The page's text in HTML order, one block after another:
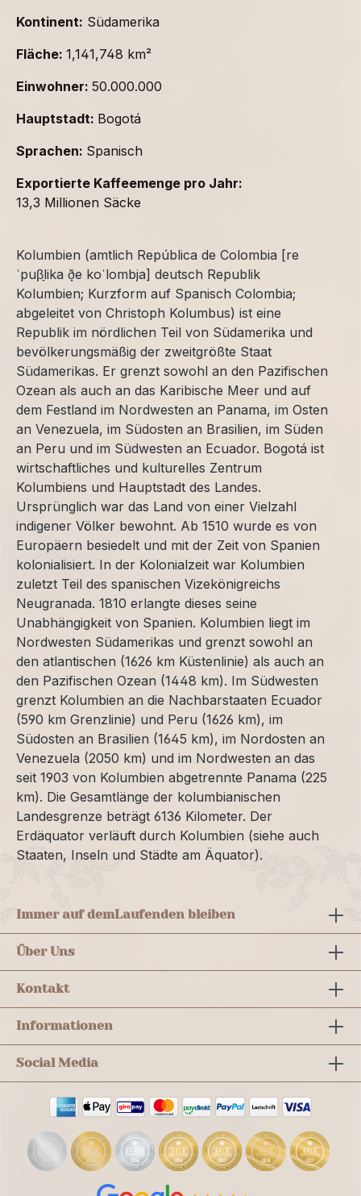
Kontinent: Südamerika
Fläche: 1,141,748 km²
Einwohner: 50.000.000
Hauptstadt: Bogotá
Sprachen: Spanisch
Exportierte Kaffeemenge pro Jahr:
13,3 Millionen Säcke
Kolumbien (amtlich República de Colombia [re
ˈpuβ̞lika ð̞e koˈlombja] deutsch Republik
Kolumbien; Kurzform auf Spanisch Colombia;
abgeleitet von Christoph Kolumbus) ist eine
Republik im nördlichen Teil von Südamerika und
bevölkerungsmäßig der zweitgrößte Staat
Südamerikas. Er grenzt sowohl an den Pazifischen
Ozean als auch an das Karibische Meer und auf
dem Festland im Nordwesten an Panama, im Osten
an Venezuela, im Südosten an Brasilien, im Süden
an Peru und im Südwesten an Ecuador. Bogotá ist
wirtschaftliches und kulturelles Zentrum
Kolumbiens und Hauptstadt des Landes.
Ursprünglich war das Land von einer Vielzahl
indigener Völker bewohnt. Ab 1510 wurde es von
Europäern besiedelt und mit der Zeit von Spanien
kolonialisiert. In der Kolonialzeit war Kolumbien
zuletzt Teil des spanischen Vizekönigreichs
Neugranada. 1810 erlangte dieses seine
Unabhängigkeit von Spanien. Kolumbien liegt im
Nordwesten Südamerikas und grenzt sowohl an
den atlantischen (1626 km Küstenlinie) als auch an
den Pazifischen Ozean (1448 km). Im Südwesten
grenzt Kolumbien an die Nachbarstaaten Ecuador
(590 km Grenzlinie) und Peru (1626 km), im
Südosten an Brasilien (1645 km), im Nordosten an
Venezuela (2050 km) und im Nordwesten an das
seit 1903 von Kolumbien abgetrennte Panama (225
km). Die Gesamtlänge der kolumbianischen
Landesgrenze beträgt 6136 Kilometer. Der
Erdäquator verläuft durch Kolumbien (siehe auch
Staaten, Inseln und Städte am Äquator).
Immer auf demLaufenden bleiben
Über Uns
Kontakt
Informationen
Social Media